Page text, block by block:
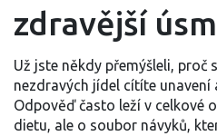
zdravější
Už jste někdy přemýšleli, proč
nezdravých jídel cítíte unavení
Odpověď často leží v celkové
dietu, ale o soubor návyků,